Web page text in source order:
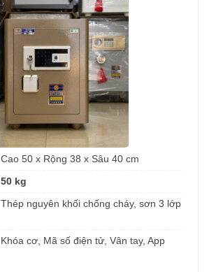
Cao 50 x Rộng 38 x Sâu 40 cm
50 kg
Thép nguyên khối chống cháy, sơn 3 lớp
Khóa cơ, Mã số điện tử, Vân tay, App